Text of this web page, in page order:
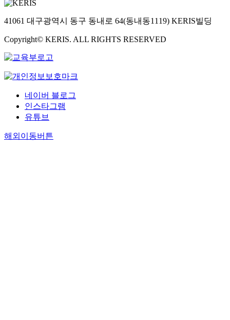
41061 대구광역시 동구 동내로 64(동내동1119) KERIS빌딩
Copyright© KERIS. ALL RIGHTS RESERVED
네이버 블로그
인스타그램
유튜브
해외이동버튼